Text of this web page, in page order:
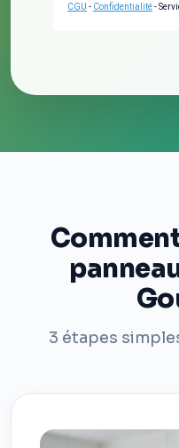
CGU - Confidentialité-
3 étapes